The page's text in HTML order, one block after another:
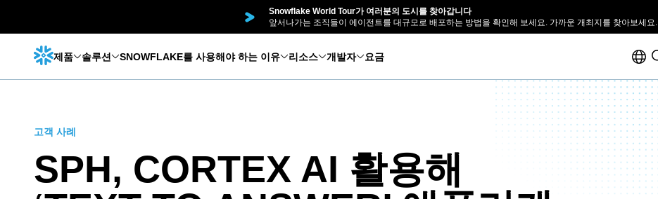
Snowflake World Tour가 여러분의 도시를 찾아갑니다
앞서나가는 조직들이 에이전트를 대규모로 배포하는 방법을 확인해 보세요. 가까운 개최지를 찾아보세요.
제품 솔루션 SNOWFLAKE를 사용해야 하는 이유 리소스 개발자 요금
고객 사례
SPH, CORTEX AI 활용해